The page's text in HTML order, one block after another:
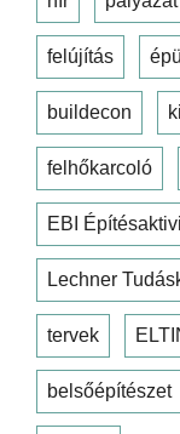
felújítás
buildecon
felhőkarcoló
EBI
Lechner
tervek
belsőépítészet